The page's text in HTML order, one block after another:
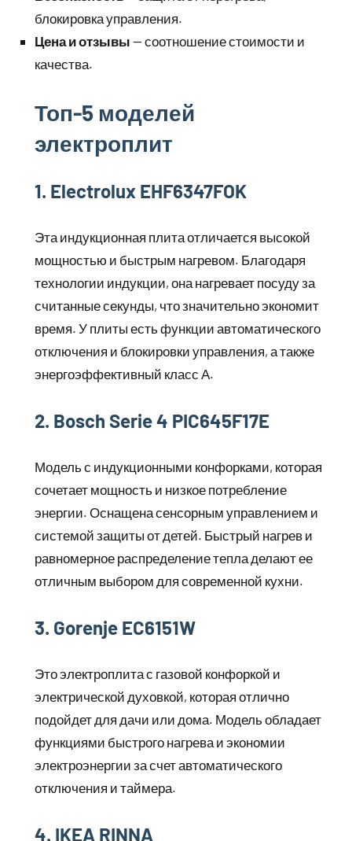
блокировка управления.
Цена и отзывы — соотношение стоимости и
качества.
Топ-5 моделей
электроплит
1. Electrolux EHF6347FOK
Эта индукционная плита отличается высокой
мощностью и быстрым нагревом. Благодаря
технологии индукции, она нагревает посуду за
считанные секунды, что значительно экономит
время. У плиты есть функции автоматического
отключения и блокировки управления, а также
энергоэффективный класс А.
2. Bosch Serie 4 PIC645F17E
Модель с индукционными конфорками, которая
сочетает мощность и низкое потребление
энергии. Оснащена сенсорным управлением и
системой защиты от детей. Быстрый нагрев и
равномерное распределение тепла делают ее
отличным выбором для современной кухни.
3. Gorenje EC6151W
Это электроплита с газовой конфоркой и
электрической духовкой, которая отлично
подойдет для дачи или дома. Модель обладает
функциями быстрого нагрева и экономии
электроэнергии за счет автоматического
отключения и таймера.
4. IKEA RINNA